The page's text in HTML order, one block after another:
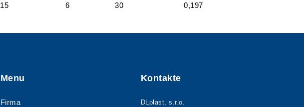
15 6 30 0,197
Menu
Firma
Kontakte
DLplast, s.r.o.